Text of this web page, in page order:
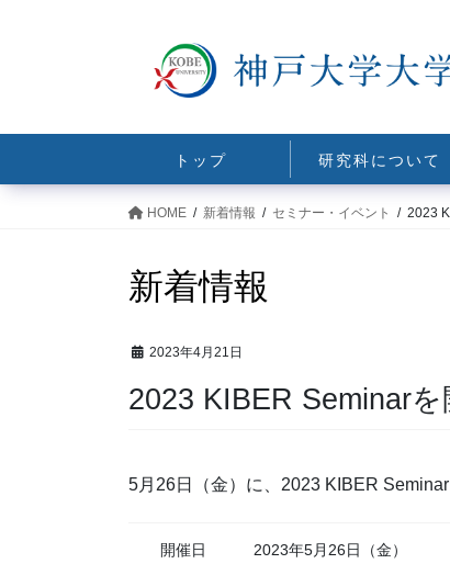
トップ 研究科について
HOME 新着情報 セミナー・イベント 2023
新着情報
2023年4月21日
2023 KIBER Seminar
5月26日（金）に、2023 KIBER Seminar
開催日 2023年5月26日（金）